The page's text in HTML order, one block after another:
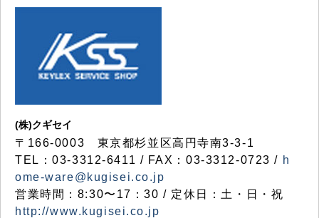
(株)クギセイ
〒166-0003 東京都杉並区高円寺南3-3-1
TEL：03-3312-6411 / FAX：03-3312-0723 / h
ome-ware@kugisei.co.jp
営業時間：8:30〜17：30 / 定休日：土・日・祝
http://www.kugisei.co.jp